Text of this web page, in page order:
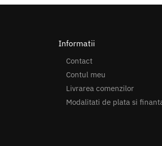
Informatii
Contact
Contul meu
Livrarea comenzilor
Modalitati de plata si